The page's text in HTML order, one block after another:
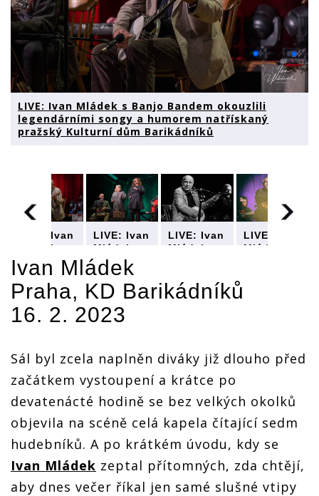
LIVE: Ivan Mládek s Banjo Bandem okouzlili
legendárními songy a humorem natřískaný
pražský Kulturní dům Barikádníků
LIVE: Ivan
Mládek s
Banjo
Bandem
okouzlili
legendárními
songy a
humorem
pražský
Kulturní
dům
Barikádníků
LIVE: Ivan
Mládek s
Banjo
Bandem
okouzlili
legendárními
songy a
humorem
pražský
Kulturní
dům
Barikádníků
LIVE: Ivan
Mládek s
okouzlili
legendárními
pražský
Kulturní
dům
Barikádníků
LIVE: Ivan
Mládek s
pražský
Kulturní
Ivan Mládek
Praha, KD Barikádníků
16. 2. 2023
Sál byl zcela naplněn diváky již dlouho před
začátkem vystoupení a krátce po
devatenácté hodině se bez velkých okolků
objevila na scéně celá kapela čítající sedm
hudebníků. A po krátkém úvodu, kdy se
Ivan Mládek zeptal přítomných, zda chtějí,
aby dnes večer říkal jen samé slušné vtipy